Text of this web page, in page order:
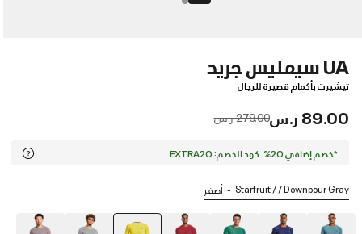
UA سيمليس جريد
تيشيرت بأكمام قصيرة للرجال
89.00 ر.س Price reduced from
279.00 ر.س to
*خصم إضافي 20%. كود الخصم: EXTRA20
Starfruit / / Downpour Gray أصفر